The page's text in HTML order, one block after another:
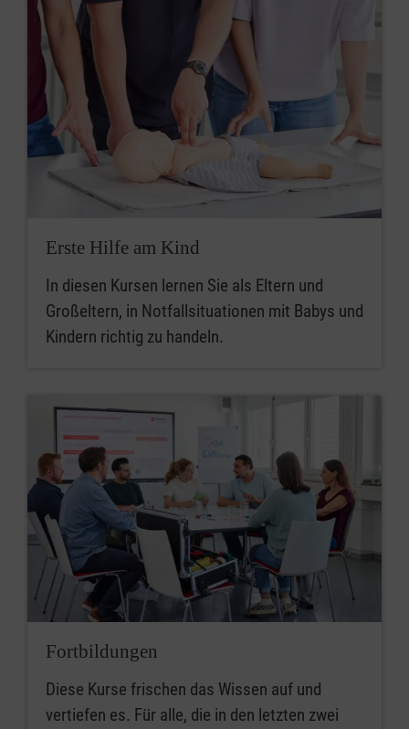
Erste Hilfe am Kind
In diesen Kursen lernen Sie als Eltern und
Großeltern, in Notfallsituationen mit Babys und
Kindern richtig zu handeln.
Fortbildungen
Diese Kurse frischen das Wissen auf und
vertiefen es. Für alle, die in den letzten zwei